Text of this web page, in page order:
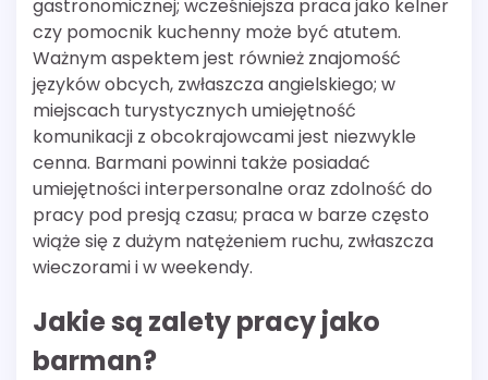
gastronomicznej; wcześniejsza praca jako kelner
czy pomocnik kuchenny może być atutem.
Ważnym aspektem jest również znajomość
języków obcych, zwłaszcza angielskiego; w
miejscach turystycznych umiejętność
komunikacji z obcokrajowcami jest niezwykle
cenna. Barmani powinni także posiadać
umiejętności interpersonalne oraz zdolność do
pracy pod presją czasu; praca w barze często
wiąże się z dużym natężeniem ruchu, zwłaszcza
wieczorami i w weekendy.
Jakie są zalety pracy jako
barman?